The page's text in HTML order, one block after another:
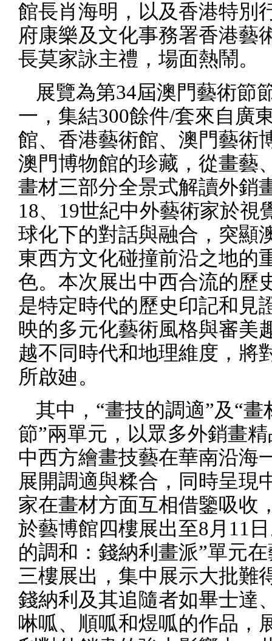
館長肖海明，以及香港特別
府康樂及文化事務署香港藝
長莫家詠主禮，場面熱鬧。
展覽為第34屆澳門藝術節
一，集結300餘件/套來自廣
館、香港藝術館、澳門藝術
澳門博物館的珍藏，從畫藝
畫材三部分全景式解讀外銷
18、 19世紀中外藝術家於視
球化下的對話與融合，突顯
東西方文化碰撞前沿之地的
色。本次展出中西合流的歷
是特定時代的歷史印記和見
映的多元化藝術風格與審美
越不同時代和地理維度，將
所啟廸。
其中，“畫技的調適”及“畫
節”兩單元，以眾多外銷畫
中西方繪畫技藝在華南沿海
展開調適與糅合，同時呈現
家在畫材方面互相借鑒吸收
於藝博館四樓展出至8月 11
的調和：錢納利畫派”單元
三樓展出，集中展示大批難
錢納利及其追隨者如畢士達
啉呱、順呱和煜呱的作品，